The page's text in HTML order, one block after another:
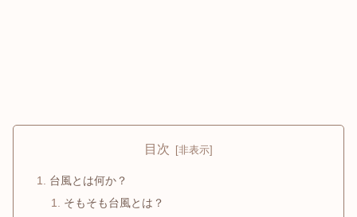
目次
台風とは何か？
そもそも台風とは？